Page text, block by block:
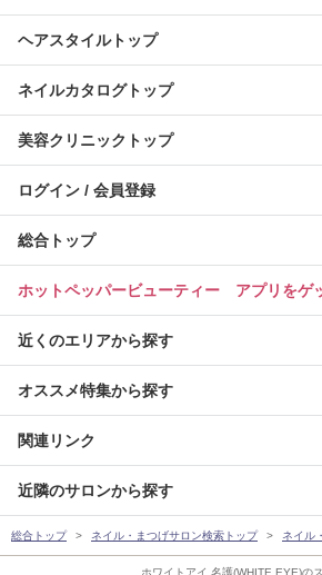
ホワイトアイ 名護(WHITE EYE)の
ヘアスタイルトップ
ネイルカタログトップ
美容クリニックトップ
ログイン / 会員登録
総合トップ
ホットペッパービューティー アプリをゲ
近くのエリアから探す
オススメ特集から探す
関連リンク
近隣のサロンから探す
総合トップ ネイル・まつげサロン検索トップ ネイル